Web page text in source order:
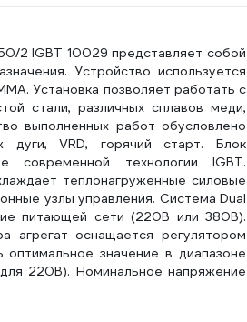
2 IGBT 10029 представляет собой
Устройство используется
Установка позволяет работать с
стали, различных сплавов меди,
выполненных работ обусловлено
дуги, VRD, горячий старт. Блок
современной технологии IGBT.
теплонагруженные силовые
узлы управления. Система Dual
питающей сети (220В или 380В).
агрегат оснащается регулятором
оптимальное значение в диапазоне
220В). Номинальное напряжение